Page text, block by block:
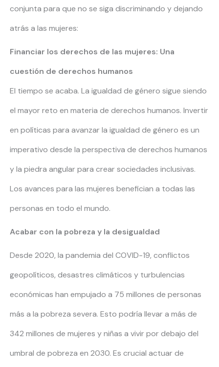
conjunta para que no se siga discriminando y dejando
atrás a las mujeres:
Financiar los derechos de las mujeres: Una
cuestión de derechos humanos
El tiempo se acaba. La igualdad de género sigue siendo
el mayor reto en materia de derechos humanos. Invertir
en políticas para avanzar la igualdad de género es un
imperativo desde la perspectiva de derechos humanos
y la piedra angular para crear sociedades inclusivas.
Los avances para las mujeres benefician a todas las
personas en todo el mundo.
Acabar con la pobreza y la desigualdad
Desde 2020, la pandemia del COVID-19, conflictos
geopolíticos, desastres climáticos y turbulencias
económicas han empujado a 75 millones de personas
más a la pobreza severa. Esto podría llevar a más de
342 millones de mujeres y niñas a vivir por debajo del
umbral de pobreza en 2030. Es crucial actuar de